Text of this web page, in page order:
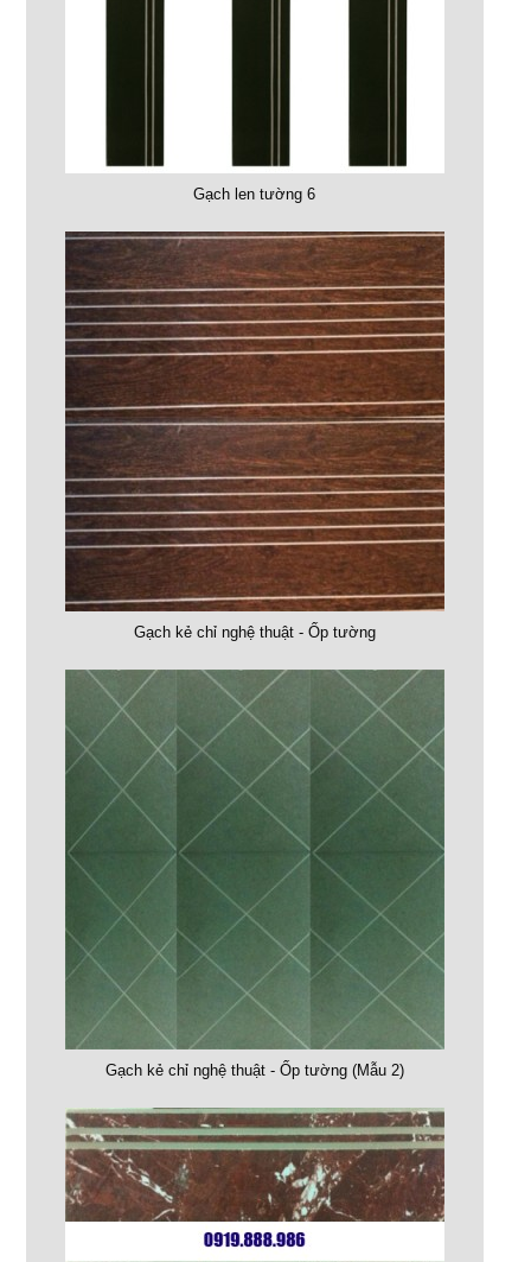
Gạch len tường 6
Gạch kẻ chỉ nghệ thuật - Ốp tường
Gạch kẻ chỉ nghệ thuật - Ốp tường (Mẫu 2)